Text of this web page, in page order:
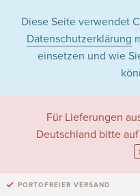
Diese Seite verwendet
Datenschutzerklärung
einsetzen und wie
Für Lieferungen
Deutschland bitte auf
PORTOFREIER VERSAND